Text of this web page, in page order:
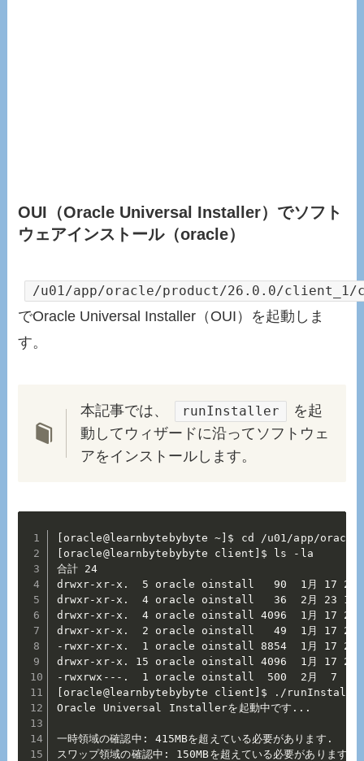
OUI（Oracle Universal Installer）でソフト
ウェアインストール（oracle）
/u01/app/oracle/product/26.0.0/
でOracle Universal Installer（OUI）を起動しま
す。
本記事では、 runInstaller
を起
動してウィザードに沿ってソフトウェ
アをインストールします。
[oracle@learnbytebybyte ~]$ cd /u01/app/
[oracle@learnbytebybyte client]$ ls -la
合計 24
drwxr-xr-x.  5 oracle oinstall   90  1月 17
drwxr-xr-x.  4 oracle oinstall   36  2月 23
drwxr-xr-x.  4 oracle oinstall 4096  1月 17
drwxr-xr-x.  2 oracle oinstall   49  1月 17
-rwxr-xr-x.  1 oracle oinstall 8854  1月 17
drwxr-xr-x. 15 oracle oinstall 4096  1月 17
-rwxrwx---.  1 oracle oinstall  500  2月  7
[oracle@learnbytebybyte client]$ ./
Oracle Universal Installerを起動中です...
一時領域の確認中: 415MBを超えている必要があります.
スワップ領域の確認中: 150MBを超えている必要がありま